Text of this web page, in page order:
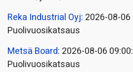
Reka Industrial Oyj: 2026-08-06
Puolivuosikatsaus
Metsä Board: 2026-08-06
Puolivuosikatsaus